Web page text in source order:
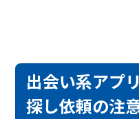
出会い系アプ
探し依頼の注